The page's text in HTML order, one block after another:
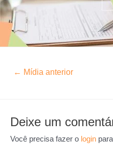
← Mídia anterior
Deixe um
Você precisa fazer o login